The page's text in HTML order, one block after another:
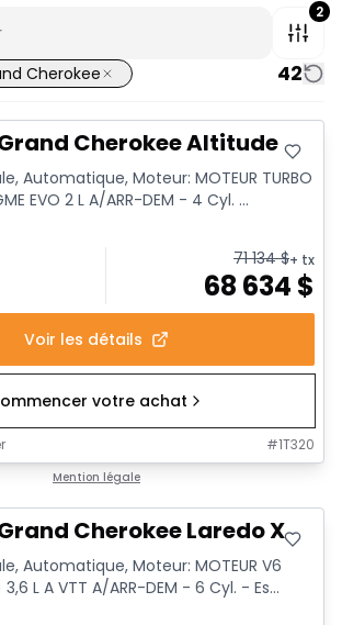
2
Cherokee 42
Cherokee Altitude
Automatique, Moteur: MOTEUR TURBO
EVO 2 L A/ARR-DEM - 4 Cyl. ...
71 134$+ tx
68 634 $
Voir les détails
votre achat
#1T320
Mention légale
Cherokee Laredo X
Automatique, Moteur: MOTEUR V6
3,6 L A VTT A/ARR-DEM - 6 Cyl. - Es...